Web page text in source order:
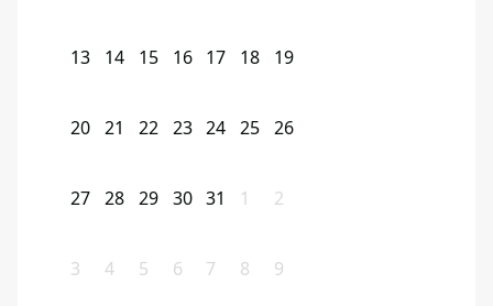
13 14 15 16 17 18 19
20 21 22 23 24 25 26
27 28 29 30 31 1 2
3 4 5 6 7 8 9